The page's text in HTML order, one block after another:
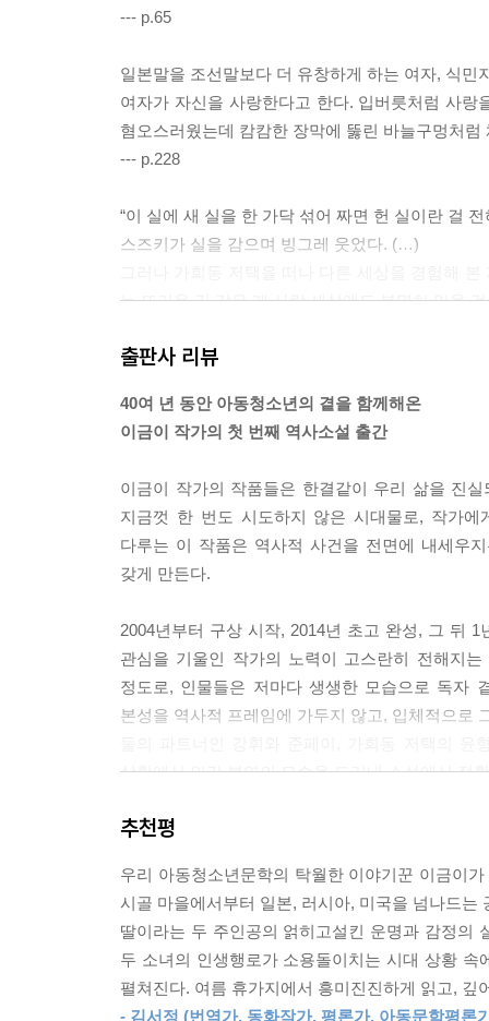
--- p.65
일본말을 조선말보다 더 유창하게 하는 여자, 식
여자가 자신을 사랑한다고 한다. 입버릇처럼 사
혐오스러웠는데 캄캄한 장막에 뚫린 바늘구멍처
--- p.228
“이 실에 새 실을 한 가닥 섞어 짜면 헌 실이란 걸 전
스즈키가 실을 감으며 빙그레 웃었다. (…)
는 뜨거운 김 같은 게 사람 세상에도 분명히 있을
수남이 중얼거리듯 한 말이 강휘에게 많은 생각을
독립운동 같은 큰일을 하니 사소한 잘못은 저질러
아야 한다는 신념이나 열망이 없었다.
--- pp.426-427
돌이켜 보면 수남은 태어나면서부터 차별받으며
람한테, 조선 사람이 일본 사람들에게 무시당하고
--- p.459
그동안 하얼빈으로만 여겼던 ‘여기’가 어쩌면 단
“거기, 내가 가면 안 돼요?”
채령의 몸종으로 삼으려던 안 서방 딸이 싫다고
황은 희미했지만 그 말만은 뚜렷하게 생각났다.
겠다고 나선 것이다.
--- p.515
출판사 리뷰
40여 년 동안 아동청소년의 곁을 함께해온
이금이 작가의 첫 번째 역사소설 출간
이금이 작가의 작품들은 한결같이 우리 삶을 진
지금껏 한 번도 시도하지 않은 시대물로, 작가
다루는 이 작품은 역사적 사건을 전면에 내세우
갖게 만든다.
2004년부터 구상 시작, 2014년 초고 완성, 그 뒤
관심을 기울인 작가의 노력이 고스란히 전해지
정도로, 인물들은 저마다 생생한 모습으로 독자
본성을 역사적 프레임에 가두지 않고, 입체적으로
상황에서 인간 본연의 모습을 드러내 소설에서 적
작가는 작품 속 배경이 된 교토 최초의 한인촌
70년도 더 전에 한반도 남쪽 끝에서 출발해 국경
탐험가라 불러도 무색하지 않은 여정을 거친 인물
일제강점기 당시 운명이 엇갈린 두 소녀의
그 삶을 추적해나가면서 밝혀지는 진실은?
추천평
우리 아동청소년문학의 탁월한 이야기꾼 이금이
시골 마을에서부터 일본, 러시아, 미국을 넘나드
딸이라는 두 주인공의 얽히고설킨 운명과 감정의
두 소녀의 인생행로가 소용돌이치는 시대 상황
펼쳐진다. 여름 휴가지에서 흥미진진하게 읽고,
- 김서정 (번역가, 동화작가, 평론가, 아동문학평론